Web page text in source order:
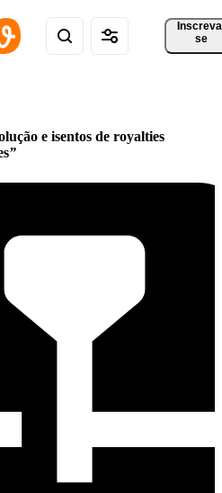
se
e isentos de royalties